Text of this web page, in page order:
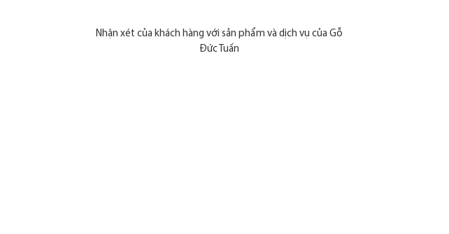
Nhận xét của khách hàng với sản phẩm và dịch vụ của Gỗ
Đức Tuấn